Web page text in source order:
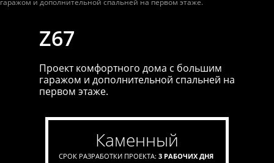
Z67
Проект комфортного дома с большим
гаражом и дополнительной спальней на
первом этаже.
каменный
СРОК РАЗРАБОТКИ ПРОЕКТА: 3 РАБОЧИХ ДНЯ